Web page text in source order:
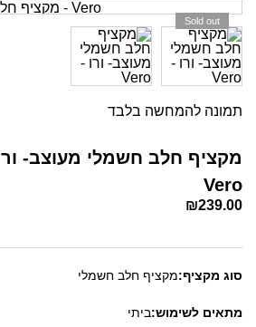
Sold out
תמונה להמחשה בלבד
מקציף חלב חשמלי מעוצב-
Vero
₪239.00
סוג מקציף:מקציף חלב חשמלי
מתאים לשימוש:ביתי